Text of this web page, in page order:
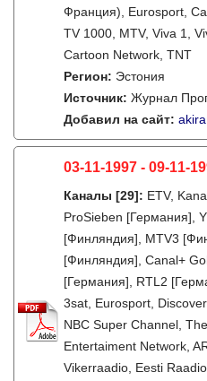
Франция), Eurosport,
TV 1000, MTV, Viva 1,
Cartoon Network, TNT
Регион: Эстония
Источник: Журнал
Добавил на сайт:
03-11-1997 - 09-11-
Каналы [29]: ETV,
ProSieben [Германия],
[Финляндия], MTV3
[Финляндия], Canal+
[Германия], RTL2
3sat, Eurosport,
NBC Super Channel,
Entertaiment Network,
Vikerraadio, Eesti